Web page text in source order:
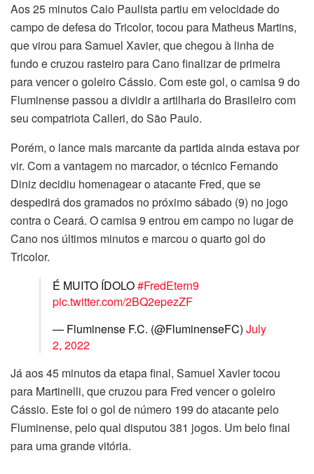
Aos 25 minutos Caio Paulista partiu em velocidade do
campo de defesa do Tricolor, tocou para Matheus Martins,
que virou para Samuel Xavier, que chegou à linha de
fundo e cruzou rasteiro para Cano finalizar de primeira
para vencer o goleiro Cássio. Com este gol, o camisa 9 do
Fluminense passou a dividir a artilharia do Brasileiro com
seu compatriota Calleri, do São Paulo.
Porém, o lance mais marcante da partida ainda estava por
vir. Com a vantagem no marcador, o técnico Fernando
Diniz decidiu homenagear o atacante Fred, que se
despedirá dos gramados no próximo sábado (9) no jogo
contra o Ceará. O camisa 9 entrou em campo no lugar de
Cano nos últimos minutos e marcou o quarto gol do
Tricolor.
É MUITO ÍDOLO#FredEtern9
pic.twitter.com/2BQ2epezZF
— Fluminense F.C. (@FluminenseFC) July
2, 2022
Já aos 45 minutos da etapa final, Samuel Xavier tocou
para Martinelli, que cruzou para Fred vencer o goleiro
Cássio. Este foi o gol de número 199 do atacante pelo
Fluminense, pelo qual disputou 381 jogos. Um belo final
para uma grande vitória.